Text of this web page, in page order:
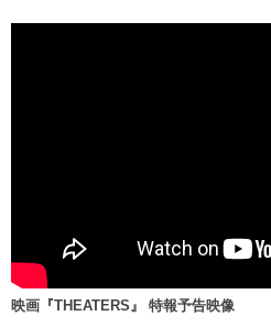
映画『THEATERS』 特報予告映像